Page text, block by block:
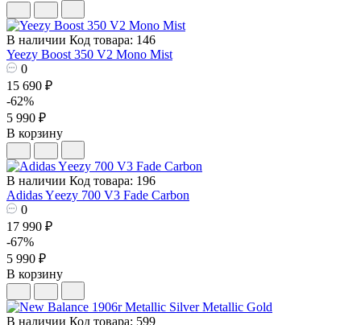
В наличии Код товара: 146
Yeezy Boost 350 V2 Mono Mist
0
15 690 ₽
-62%
5 990 ₽
В корзину
В наличии Код товара: 196
Adidas Yееzy 700 V3 Fade Carbon
0
17 990 ₽
-67%
5 990 ₽
В корзину
В наличии Код товара: 599